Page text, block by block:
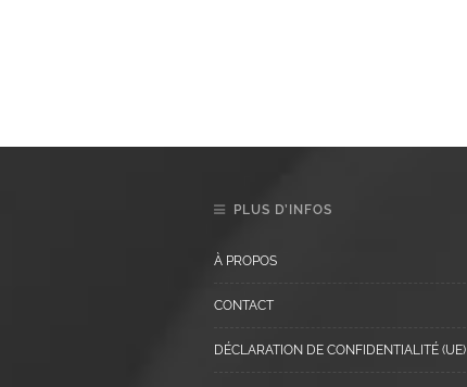
PLUS D’INFOS
À PROPOS
CONTACT
DÉCLARATION DE CONFIDENTIALITÉ (UE)